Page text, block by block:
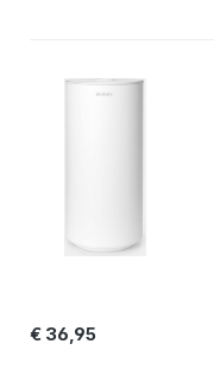
€ 36,95